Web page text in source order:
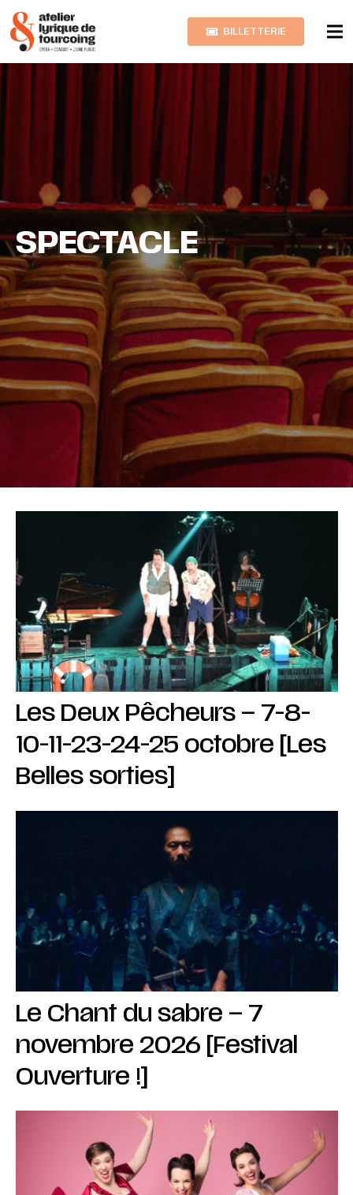
BILLETTERIE
SPECTACLE
Les Deux Pêcheurs – 7-8-
10-11-23-24-25 octobre [Les
Belles sorties]
Le Chant du sabre – 7
novembre 2026 [Festival
Ouverture !]